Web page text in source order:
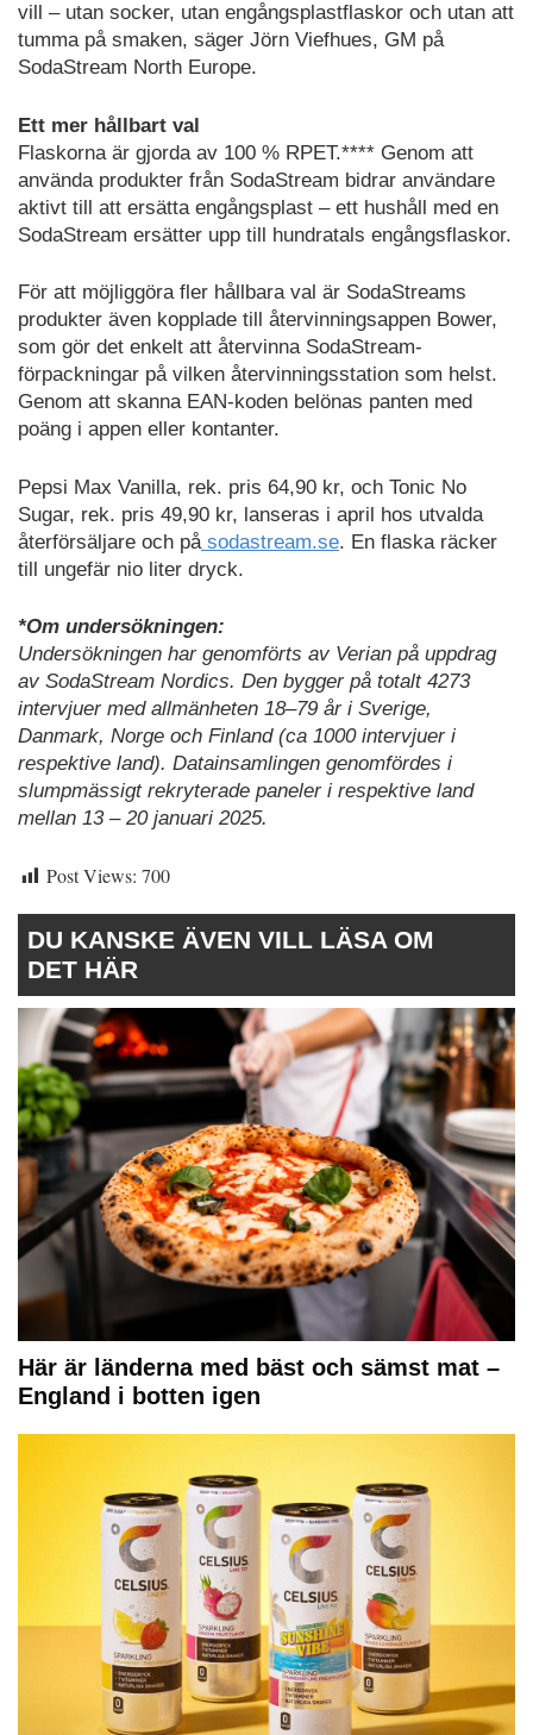
vill – utan socker, utan engångsplastflaskor och utan att
tumma på smaken, säger Jörn Viefhues, GM på
SodaStream North Europe.
Ett mer hållbart val
Flaskorna är gjorda av 100 % RPET.**** Genom att
använda produkter från SodaStream bidrar användare
aktivt till att ersätta engångsplast – ett hushåll med en
SodaStream ersätter upp till hundratals engångsflaskor.
För att möjliggöra fler hållbara val är SodaStreams
produkter även kopplade till återvinningsappen Bower,
som gör det enkelt att återvinna SodaStream-
förpackningar på vilken återvinningsstation som helst.
Genom att skanna EAN-koden belönas panten med
poäng i appen eller kontanter.
Pepsi Max Vanilla, rek. pris 64,90 kr, och Tonic No
Sugar, rek. pris 49,90 kr, lanseras i april hos utvalda
återförsäljare och på sodastream.se. En flaska räcker
till ungefär nio liter dryck.
*Om undersökningen:
Undersökningen har genomförts av Verian på uppdrag
av SodaStream Nordics. Den bygger på totalt 4273
intervjuer med allmänheten 18–79 år i Sverige,
Danmark, Norge och Finland (ca 1000 intervjuer i
respektive land). Datainsamlingen genomfördes i
slumpmässigt rekryterade paneler i respektive land
mellan 13 – 20 januari 2025.
Post Views: 700
DU KANSKE ÄVEN VILL LÄSA OM
DET HÄR
Här är länderna med bäst och sämst mat –
England i botten igen